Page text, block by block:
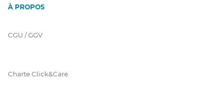
À PROPOS
CGU / GGV
Charte Click&Care